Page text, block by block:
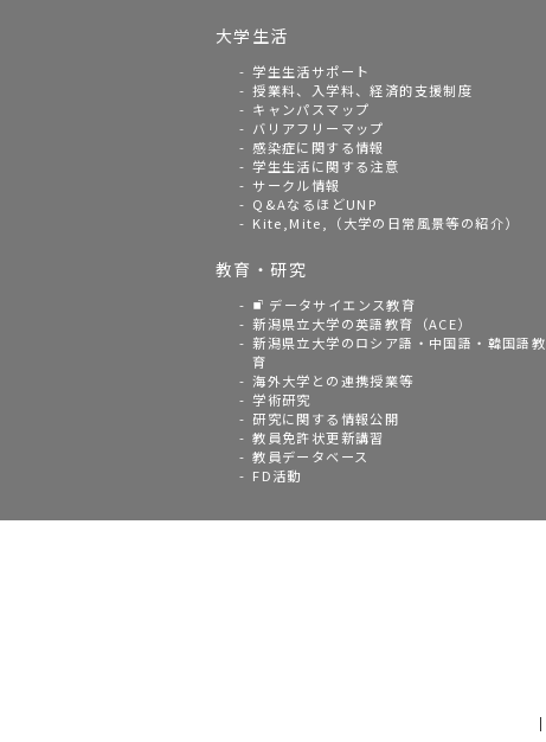
大学生活
学生生活サポート
授業料、入学料、経済的支援制度
キャンパスマップ
バリアフリーマップ
感染症に関する情報
学生生活に関する注意
サークル情報
Q&AなるほどUNP
Kite,Mite,（大学の日常風景等の紹介）
教育・研究
データサイエンス教育
新潟県立大学の英語教育（ACE）
新潟県立大学のロシア語・中国語・韓国語教
育
海外大学との連携授業等
学術研究
研究に関する情報公開
教員免許状更新講習
教員データベース
FD活動